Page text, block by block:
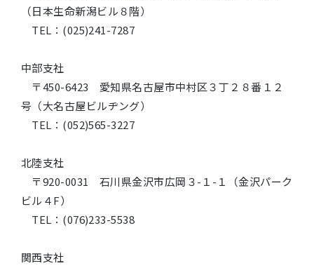
（日本生命新潟ビル８階）
TEL：(025)241-7287
中部支社
〒450-6423 愛知県名古屋市中村区３丁２８番１２
号（大名古屋ビルヂング）
TEL：(052)565-3227
北陸支社
〒920-0031 石川県金沢市広岡３-１-１（金沢パーク
ビル４F）
TEL：(076)233-5538
関西支社